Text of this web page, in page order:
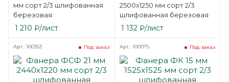
мм сорт 2/3 шлифованная
березовая
1 210 ₽/лист
2500х1250 мм сорт 2/3
шлифованная березовая
1 132₽/лист
Под заказ
Арт.: 100353 Под заказ
Арт.: 100075